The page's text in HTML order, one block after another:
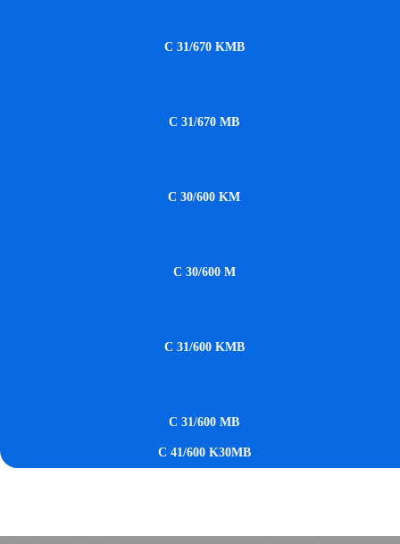
C 31/670 KMB
C 31/670 MB
C 30/600 KM
C 30/600 M
C 31/600 KMB
C 31/600 MB
C 41/600 K30MB